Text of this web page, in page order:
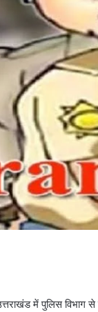
l
में पुलिस विभाग